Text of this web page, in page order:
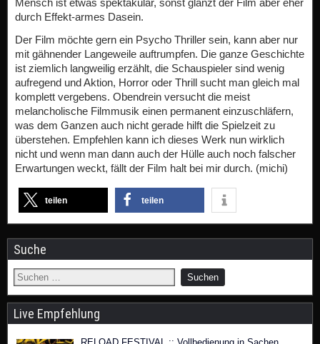
Mensch ist etwas spektakulär, sonst glänzt der Film aber eher
durch Effekt-armes Dasein.
Der Film möchte gern ein Psycho Thriller sein, kann aber nur
mit gähnender Langeweile auftrumpfen. Die ganze Geschichte
ist ziemlich langweilig erzählt, die Schauspieler sind wenig
aufregend und Aktion, Horror oder Thrill sucht man gleich mal
komplett vergebens. Obendrein versucht die meist
melancholische Filmmusik einen permanent einzuschläfern,
was dem Ganzen auch nicht gerade hilft die Spielzeit zu
überstehen. Empfehlen kann ich dieses Werk nun wirklich
nicht und wenn man dann auch der Hülle auch noch falscher
Erwartungen weckt, fällt der Film halt bei mir durch. (michi)
teilen teilen
Suche
Live Empfehlung